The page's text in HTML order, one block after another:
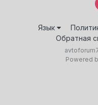
Язык
Обратная
Powered